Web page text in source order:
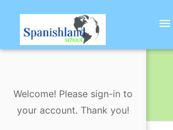
menu
Welcome! Please sign-in to
your account. Thank you!